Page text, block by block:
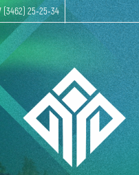
(3462) 25-25-34